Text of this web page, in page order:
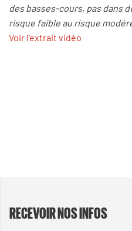
des basses-cours, pas dans
risque faible au risque
Voir l'extrait vidéo
RECEVOIR NOS INFOS